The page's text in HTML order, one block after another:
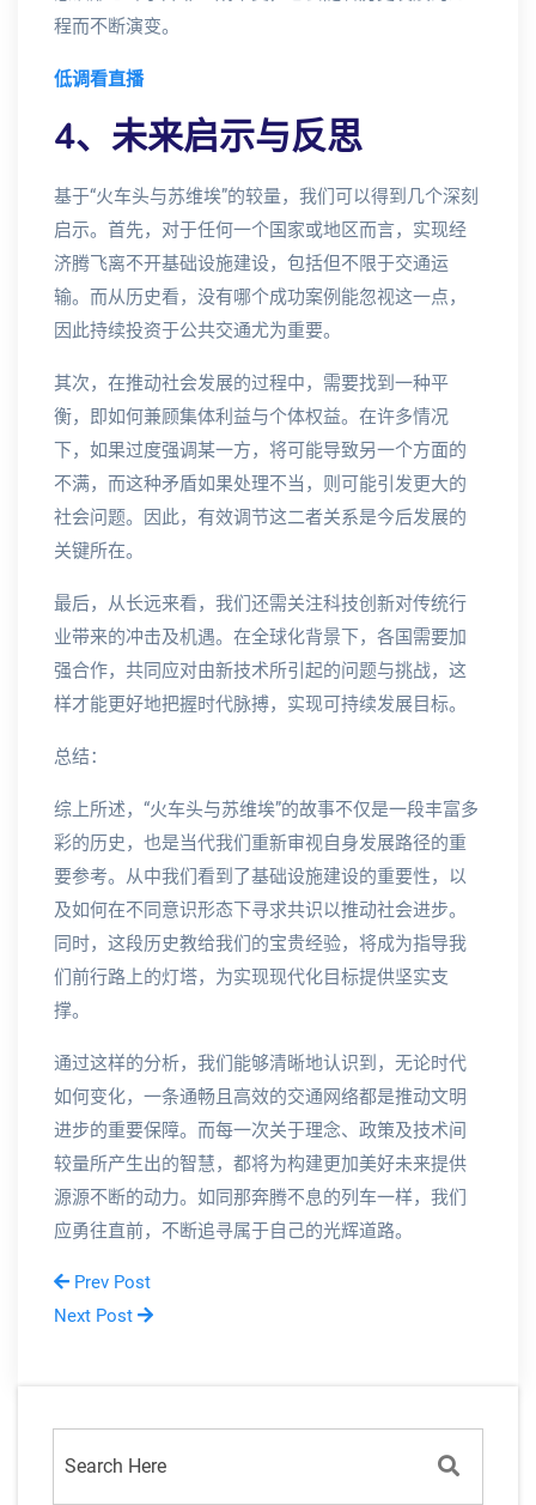
程而不断演变。
低调看直播
4、未来启示与反思
基于“火车头与苏维埃”的较量，我们可以得到几个深刻
启示。首先，对于任何一个国家或地区而言，实现经
济腾飞离不开基础设施建设，包括但不限于交通运
输。而从历史看，没有哪个成功案例能忽视这一点，
因此持续投资于公共交通尤为重要。
其次，在推动社会发展的过程中，需要找到一种平
衡，即如何兼顾集体利益与个体权益。在许多情况
下，如果过度强调某一方，将可能导致另一个方面的
不满，而这种矛盾如果处理不当，则可能引发更大的
社会问题。因此，有效调节这二者关系是今后发展的
关键所在。
最后，从长远来看，我们还需关注科技创新对传统行
业带来的冲击及机遇。在全球化背景下，各国需要加
强合作，共同应对由新技术所引起的问题与挑战，这
样才能更好地把握时代脉搏，实现可持续发展目标。
总结：
综上所述，“火车头与苏维埃”的故事不仅是一段丰富多
彩的历史，也是当代我们重新审视自身发展路径的重
要参考。从中我们看到了基础设施建设的重要性，以
及如何在不同意识形态下寻求共识以推动社会进步。
同时，这段历史教给我们的宝贵经验，将成为指导我
们前行路上的灯塔，为实现现代化目标提供坚实支
撑。
通过这样的分析，我们能够清晰地认识到，无论时代
如何变化，一条通畅且高效的交通网络都是推动文明
进步的重要保障。而每一次关于理念、政策及技术间
较量所产生出的智慧，都将为构建更加美好未来提供
源源不断的动力。如同那奔腾不息的列车一样，我们
应勇往直前，不断追寻属于自己的光辉道路。
Prev Post
Next Post